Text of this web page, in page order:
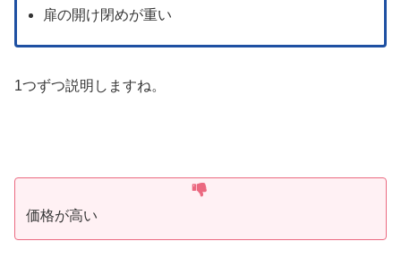
扉の開け閉めが重い
1つずつ説明しますね。
価格が高い